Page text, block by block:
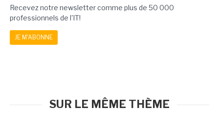
Recevez notre newsletter comme plus de 50 000
professionnels de l'IT!
JE M'ABONNE
SUR LE MÊME THÈME